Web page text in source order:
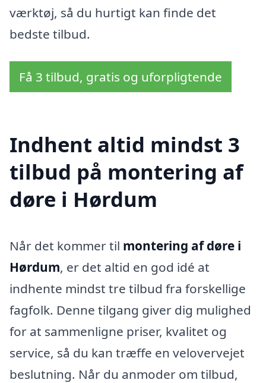
værktøj, så du hurtigt kan finde det
bedste tilbud.
Få 3 tilbud, gratis og uforpligtende
Indhent altid mindst 3
tilbud på montering af
døre i Hørdum
Når det kommer til montering af døre i
Hørdum, er det altid en god idé at
indhente mindst tre tilbud fra forskellige
fagfolk. Denne tilgang giver dig mulighed
for at sammenligne priser, kvalitet og
service, så du kan træffe en velovervejet
beslutning. Når du anmoder om tilbud,